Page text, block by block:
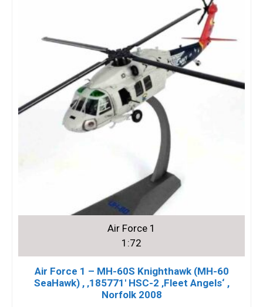
Air Force 1
1:72
Air Force 1 – MH-60S Knighthawk (MH-60
SeaHawk) , ‚185771′ HSC-2 ‚Fleet Angels‘ ,
Norfolk 2008